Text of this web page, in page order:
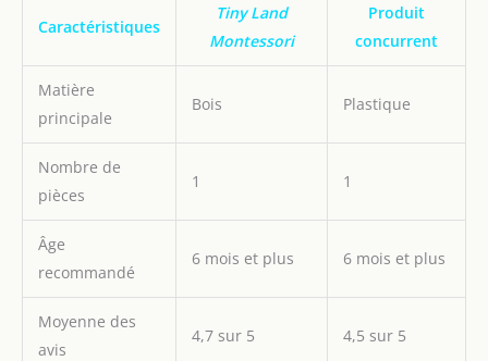
principes
d'apprentissage
pratique,
découverte de soi. Avec
perception, la
communication et la
pensée logique, nous
créons un
encourage leur
Caractéristiques
Tiny Land
Montessori
Produit
concurrent
Matière
principale
Bois Plastique
Nombre de
pièces
1 1
Âge
recommandé
6 mois et plus 6 mois et plus
Moyenne des
avis
4,7 sur 5 4,5 sur 5